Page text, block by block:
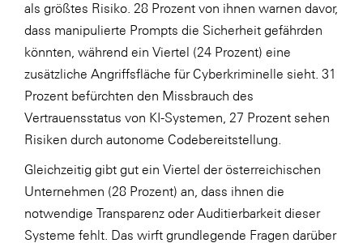
als größtes Risiko. 28 Prozent von ihnen warnen davor,
dass manipulierte Prompts die Sicherheit gefährden
könnten, während ein Viertel (24 Prozent) eine
zusätzliche Angriffsfläche für Cyberkriminelle sieht. 31
Prozent befürchten den Missbrauch des
Vertrauensstatus von KI-Systemen, 27 Prozent sehen
Risiken durch autonome Codebereitstellung.
Gleichzeitig gibt gut ein Viertel der österreichischen
Unternehmen (28 Prozent) an, dass ihnen die
notwendige Transparenz oder Auditierbarkeit dieser
Systeme fehlt. Das wirft grundlegende Fragen darüber